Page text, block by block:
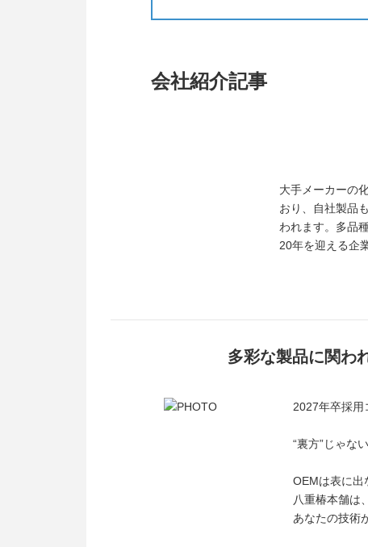
会社紹介記事
大手メーカーの
おり、自社製品
われます。多品
20年を迎える企
多彩な製品に関わ
2027年卒採用
“裏方”じゃな
OEMは表に出
八重椿本舗は
あなたの技術